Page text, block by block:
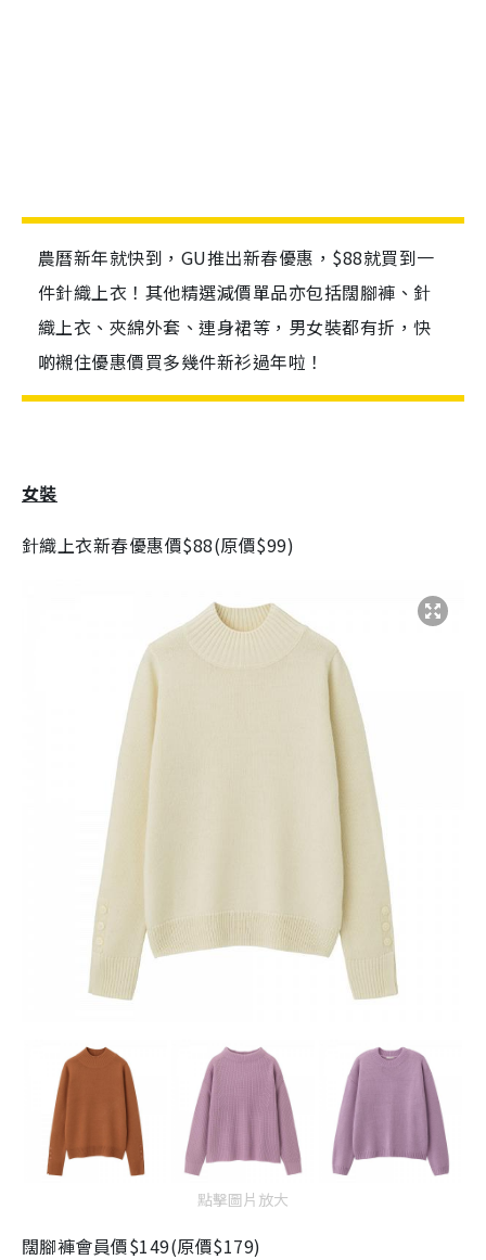
農曆新年就快到，GU推出新春優惠，$88就買到一
件針織上衣！其他精選減價單品亦包括闊腳褲、針
織上衣、夾綿外套、連身裙等，男女裝都有折，快
啲襯住優惠價買多幾件新衫過年啦！
女裝
針織上衣新春優惠價$88(原價$99)
點擊圖片放大
闊腳褲會員價$149(原價$179)